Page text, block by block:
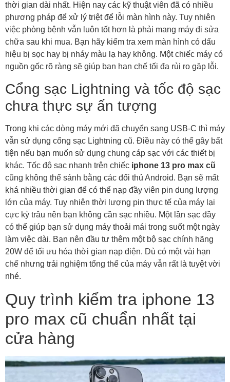
thời gian dài nhất. Hiện nay các kỹ thuật viên đã có nhiều
phương pháp để xử lý triệt để lỗi màn hình này. Tuy nhiên
việc phòng bệnh vẫn luôn tốt hơn là phải mang máy đi sửa
chữa sau khi mua. Bạn hãy kiểm tra xem màn hình có dấu
hiệu bị sọc hay bị nháy màu lạ hay không. Một chiếc máy có
nguồn gốc rõ ràng sẽ giúp bạn hạn chế tối đa rủi ro gặp lỗi.
Cổng sạc Lightning và tốc độ sạc
chưa thực sự ấn tượng
Trong khi các dòng máy mới đã chuyển sang USB-C thì máy
vẫn sử dụng cổng sạc Lightning cũ. Điều này có thể gây bất
tiện nếu bạn muốn sử dụng chung cáp sạc với các thiết bị
khác. Tốc độ sạc nhanh trên chiếc iphone 13 pro max cũ
cũng không thể sánh bằng các đối thủ Android. Bạn sẽ mất
khá nhiều thời gian để có thể nạp đầy viên pin dung lượng
lớn của máy. Tuy nhiên thời lượng pin thực tế của máy lại
cực kỳ trâu nên bạn không cần sạc nhiều. Một lần sạc đầy
có thể giúp bạn sử dụng máy thoải mái trong suốt một ngày
làm việc dài. Bạn nên đầu tư thêm một bộ sạc chính hãng
20W để tối ưu hóa thời gian nạp điện. Dù có một vài hạn
chế nhưng trải nghiệm tổng thể của máy vẫn rất là tuyệt vời
nhé.
Quy trình kiểm tra iphone 13
pro max cũ chuẩn nhất tại
cửa hàng